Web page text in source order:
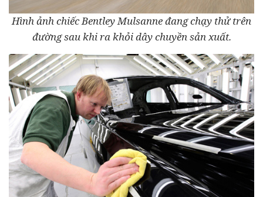
Hình ảnh chiếc Bentley Mulsanne đang chạy thử trên
đường sau khi ra khỏi dây chuyền sản xuất.